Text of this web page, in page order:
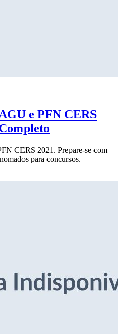
e PFN CERS
CERS 2021. Prepare-se com
para concursos.